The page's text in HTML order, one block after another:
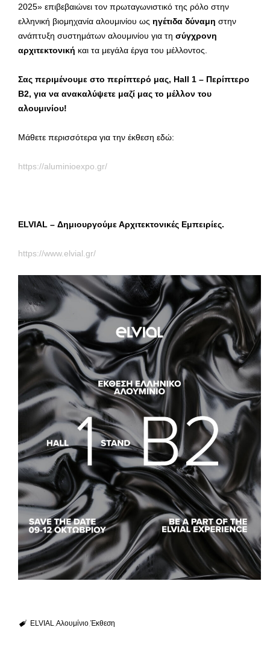
2025» επιβεβαιώνει τον πρωταγωνιστικό της ρόλο στην
ελληνική βιομηχανία αλουμινίου ως ηγέτιδα δύναμη στην
ανάπτυξη συστημάτων αλουμινίου για τη σύγχρονη
αρχιτεκτονική και τα μεγάλα έργα του μέλλοντος.
Σας περιμένουμε στο περίπτερό μας, Hall 1 – Περίπτερο
Β2, για να ανακαλύψετε μαζί μας το μέλλον του
αλουμινίου!
Μάθετε περισσότερα για την έκθεση εδώ:
https://aluminioexpo.gr/
ELVIAL – Δημιουργούμε Αρχιτεκτονικές Εμπειρίες.
https://www.elvial.gr/
ELVIAL Αλουμίνιο Έκθεση